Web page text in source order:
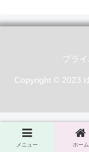
プラ
Copyright © 2023
メニュー ホーム